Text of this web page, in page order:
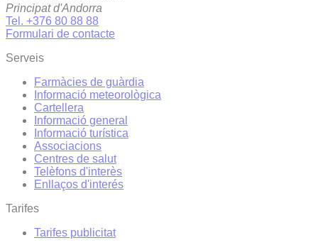
Principat d'Andorra
Tel. +376 80 88 88
Formulari de contacte
Serveis
Farmàcies de guàrdia
Informació meteorològica
Cartellera
Informació general
Informació turística
Associacions
Centres de salut
Telèfons d'interès
Enllaços d'interés
Tarifes
Tarifes publicitat